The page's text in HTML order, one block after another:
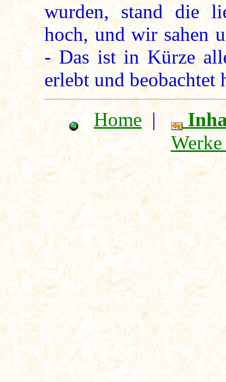
wurden, stand die
hoch, und wir sahen
- Das ist in Kürze
erlebt und beobachtet
Home |